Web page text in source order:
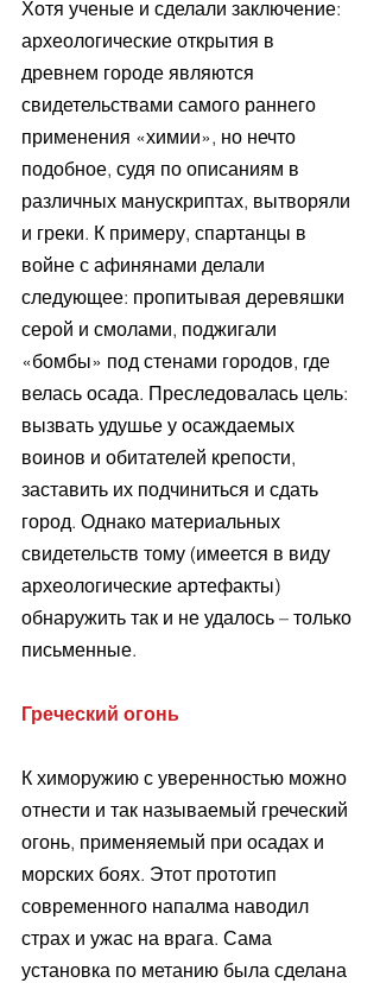
Хотя ученые и сделали заключение:
археологические открытия в
древнем городе являются
свидетельствами самого раннего
применения «химии», но нечто
подобное, судя по описаниям в
различных манускриптах, вытворяли
и греки. К примеру, спартанцы в
войне с афинянами делали
следующее: пропитывая деревяшки
серой и смолами, поджигали
«бомбы» под стенами городов, где
велась осада. Преследовалась цель:
вызвать удушье у осаждаемых
воинов и обитателей крепости,
заставить их подчиниться и сдать
город. Однако материальных
свидетельств тому (имеется в виду
археологические артефакты)
обнаружить так и не удалось – только
письменные.
Греческий огонь
К химоружию с уверенностью можно
отнести и так называемый греческий
огонь, применяемый при осадах и
морских боях. Этот прототип
современного напалма наводил
страх и ужас на врага. Сама
установка по метанию была сделана